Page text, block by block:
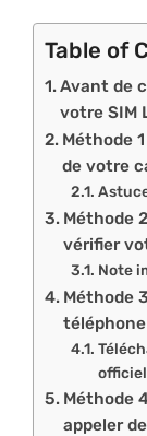
Table of
Avant de
votre SIM
Méthode
de votre
Méthode
vérifier
Note
Méthode
téléphone
Méthode
appeler